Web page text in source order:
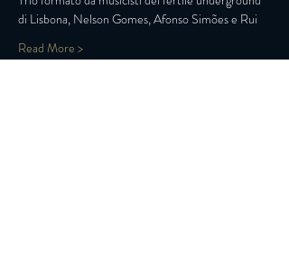
di Lisbona, Nelson Gomes, Afonso Simões e Rui
Read More >